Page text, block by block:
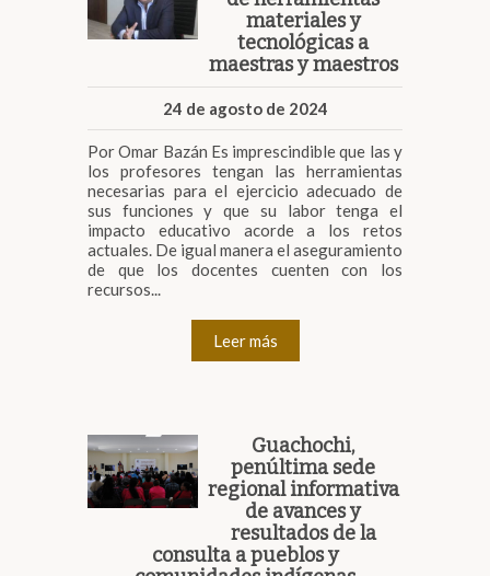
materiales y
tecnológicas a
maestras y maestros
24 de agosto de 2024
Por Omar Bazán Es imprescindible que las y
los profesores tengan las herramientas
necesarias para el ejercicio adecuado de
sus funciones y que su labor tenga el
impacto educativo acorde a los retos
actuales. De igual manera el aseguramiento
de que los docentes cuenten con los
recursos...
Leer más
Guachochi,
penúltima sede
regional informativa
de avances y
resultados de la
consulta a pueblos y